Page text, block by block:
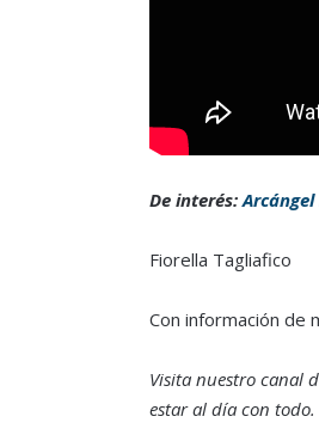
De interés:
Fiorella Tagliafico
Con información de
Visita nuestro canal
estar al día con